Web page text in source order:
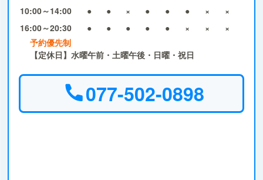
10:00～14:00
● ● × ● ● ● ×
×
16:00～20:30
● ● ● ● ● × ×
×
予約優先制
【定休日】水曜午前・土曜午後・日曜・祝日
077-502-0898